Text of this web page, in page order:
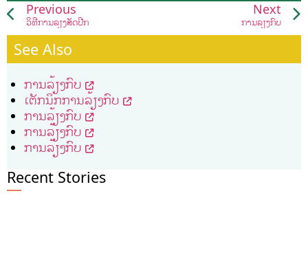
Previous
ວິທີການລ້ຽງສັດປີກ
Next
ການລ້ຽງກົບ
See Also
ການລ້ຽງກົບ
ເຕັກນິກການລ້ຽງກົບ
ການລ້ຽງກົບ
ການລ້ຽງກົບ
ການລ້ຽງກົບ
Recent Stories